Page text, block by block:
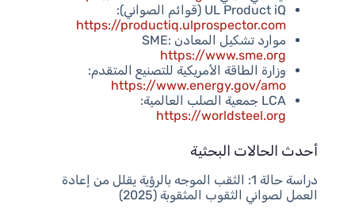
UL Product iQ (قوائم الصواني):
https://productiq.ulprospector.com
موارد تشكيل المعادن SME:
https://www.sme.org
وزارة الطاقة الأمريكية للتصنيع المتقدم:
https://www.energy.gov/amo
LCA جمعية الصلب العالمية:
https://worldsteel.org
أحدث الحالات البحثية
دراسة حالة 1: الثقب الموجه بالرؤية يقلل من إعادة
العمل لصواني الثقوب المثقوبة (2025)